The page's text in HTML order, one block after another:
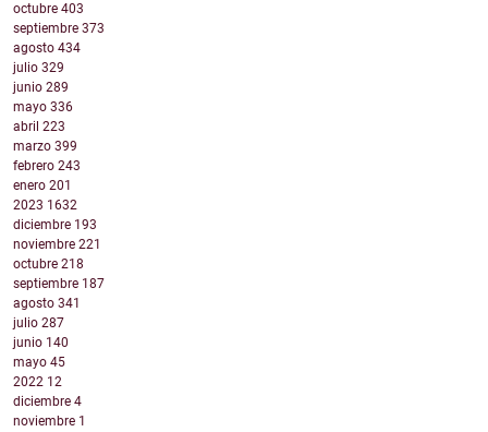
octubre 403
septiembre 373
agosto 434
julio 329
junio 289
mayo 336
abril 223
marzo 399
febrero 243
enero 201
2023 1632
diciembre 193
noviembre 221
octubre 218
septiembre 187
agosto 341
julio 287
junio 140
mayo 45
2022 12
diciembre 4
noviembre 1